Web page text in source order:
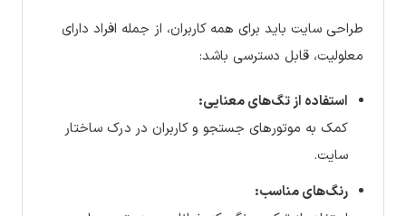
طراحی سایت باید برای همه کاربران، از جمله افراد دارای
معلولیت، قابل دسترسی باشد:
استفاده از تگ‌های معنایی:
کمک به موتورهای جستجو و کاربران در درک ساختار
سایت.
رنگ‌های مناسب: